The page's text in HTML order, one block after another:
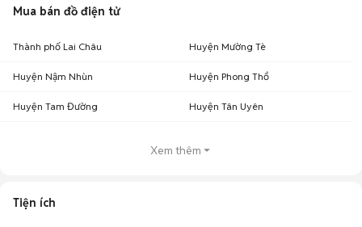
Mua bán đồ điện tử
Thành phố Lai Châu Huyện Mường Tè
Huyện Nậm Nhùn Huyện Phong Thổ
Huyện Tam Đường Huyện Tân Uyên
Xem thêm
Tiện ích